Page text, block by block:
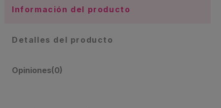
Información del producto
Detalles del producto
Opiniones(0)